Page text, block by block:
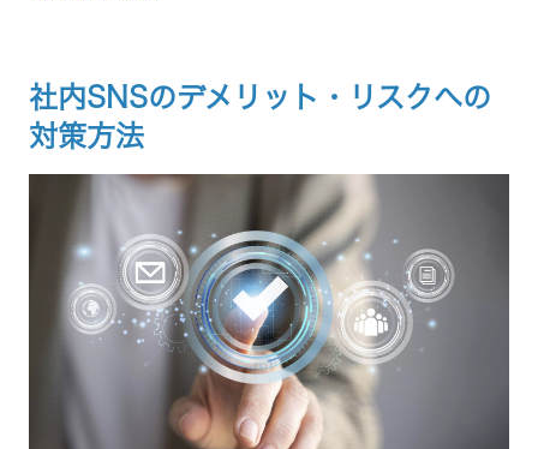
社内SNSのデメリット・リスクへの
対策方法